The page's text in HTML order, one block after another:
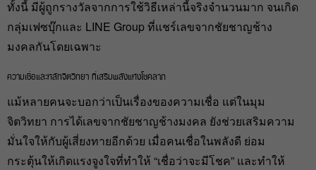
ทั้งนี้ มีผู้ถูกรางวัลจากการใช้วิธีเหล่านี้จริงจำนวนมาก จนเกิด
กลุ่มเฟซบุ๊กและ LINE Group ที่แชร์เลขจากชัยชาญช้าง
มงคลกันโดยเฉพาะ
ความเชื่อและหลักจิตวิทยา ที่เสริมพลังแห่งโชคลาภ
แม้หลายคนจะบอกว่าเป็นเรื่องของความเชื่อ แต่ในมุม
จิตวิทยา การได้เลขจากชัยชาญช้างมงคล ยังช่วยเสริมความ
มั่นใจให้กับผู้เสี่ยงทายอีกด้วย เมื่อคนเชื่อในพลังดี ย่อม
กระตุ้นให้เกิดแรงจูงใจที่ทำให้ “เชื่อว่าจะมีโชค” และทำให้